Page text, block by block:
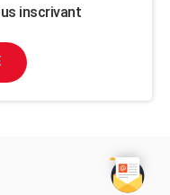
inscrivant